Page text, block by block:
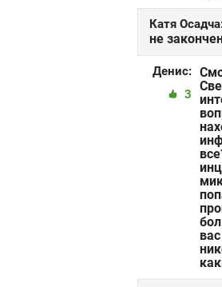
Катя
не
Денис:
3